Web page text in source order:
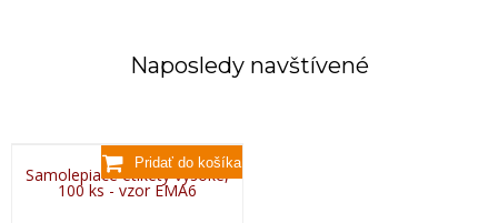
Naposledy navštívené
Samolepiace etikety vysoké,
100 ks - vzor EMA6